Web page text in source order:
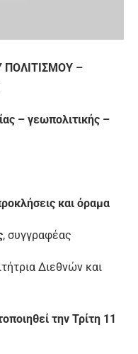
ΠΟΛΙΤΙΣΜΟΥ –
– γεωπολιτικής –
και όραμα
, συγγραφέας
Διεθνών και
την Τρίτη 11